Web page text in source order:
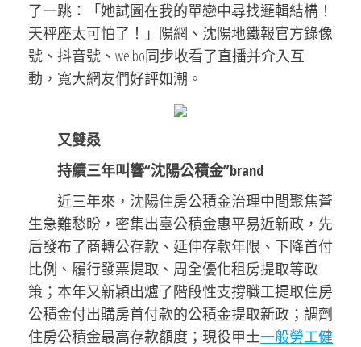
了一跳：「她試圖在我的單戀中尋找邏輯結構！
天秤座太可怕了！」陽網、沈陽地鐵報官方錄像
號、抖音號、weibo同步收看了直播并介入互
動，寬大網友們好評如潮。
又雙叒
持續三年叫響“沈陽公積金”brand
近三年來，沈陽住房公積金治理中間聚焦蒼
生急難愁盼，密集出臺公積金惠平易近新政，先
后發布了商轉公存款、延伸存款年限、下降首付
比例、履行發票提取、周全優化租房提取等政
策；本年又新穎出爐了階段性支撐職工提取住房
公積金付出購房首付款的公積金提取新政；調劑
住房公積金最高存款額度；現役甲士一般勞工健